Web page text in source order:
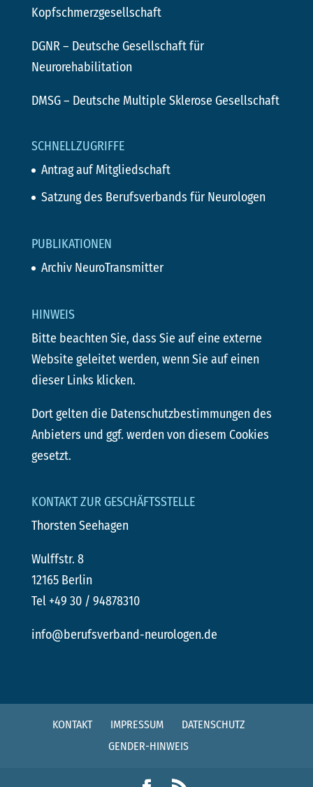
Kopfschmerzgesellschaft
DGNR– Deutsche Gesellschaft für
Neurorehabilitation
DMSG– Deutsche Multiple Sklerose Gesellschaft
SCHNELLZUGRIFFE
Antrag auf Mitgliedschaft
Satzung des Berufsverbands für Neurologen
PUBLIKATIONEN
Archiv NeuroTransmitter
HINWEIS
Bitte beachten Sie, dass Sie auf eine externe
Website geleitet werden, wenn Sie auf einen
dieser Links klicken.
Dort gelten die Datenschutzbestimmungen des
Anbieters und ggf. werden von diesem Cookies
gesetzt.
KONTAKT ZUR GESCHÄFTSSTELLE
Thorsten Seehagen
Wulffstr. 8
12165 Berlin
Tel +49 30 / 94878310
info@berufsverband-neurologen.de
KONTAKT IMPRESSUM
DATENSCHUTZ
GENDER-HINWEIS